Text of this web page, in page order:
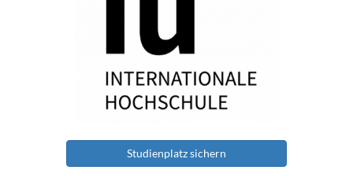
Studienplatz sichern